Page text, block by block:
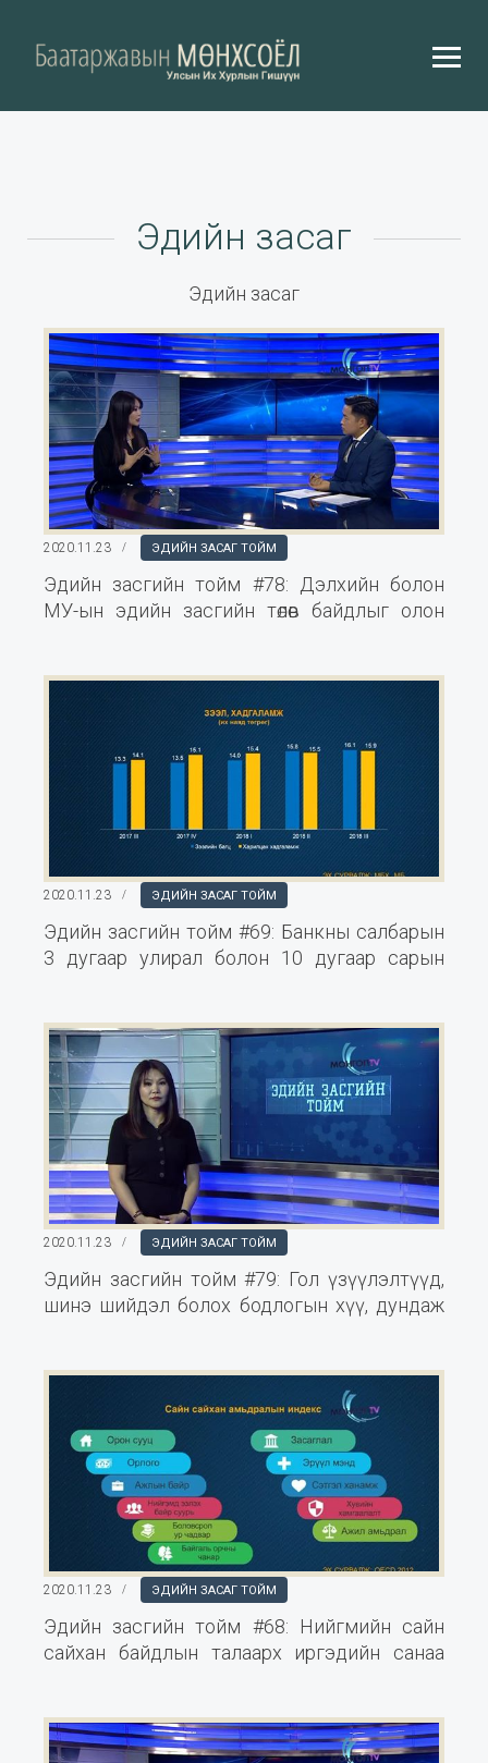
Эдийн засаг
Эдийн засаг
2020.11.23 ЭДИЙН ЗАСАГ ТОЙМ
Эдийн засгийн тойм #78: Дэлхийн болон
МУ-ын эдийн засгийн төлөв байдлыг олон
2020.11.23 ЭДИЙН ЗАСАГ ТОЙМ
Эдийн засгийн тойм #69: Банкны салбарын
3 дугаар улирал болон 10 дугаар сарын
2020.11.23 ЭДИЙН ЗАСАГ ТОЙМ
Эдийн засгийн тойм #79: Гол үзүүлэлтүүд,
шинэ шийдэл болох бодлогын хүү, дундаж
2020.11.23 ЭДИЙН ЗАСАГ ТОЙМ
Эдийн засгийн тойм #68: Нийгмийн сайн
сайхан байдлын талаарх иргэдийн санаа